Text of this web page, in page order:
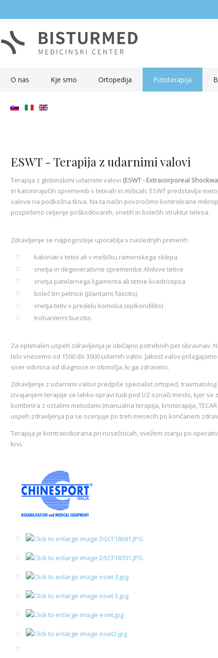
O nas Kje smo Ortopedija Fizioterapija
ESWT - Terapija z udarnimi valovi
Terapija z globinskimi udarnimi valovi (ESWT - Extracorporeal
in kalcinirajočih sprememb v tetivah in mišicah. ESWT predstavlja
valove na podkožna tkiva. Na ta način povzročimo kontrolirane
pospešeno celjenje poškodovanih, vnetih in bolečih struktur telesa.
Zdravljenje se najpogosteje uporablja v naslednjih primerih:
kalcinati v tetivi ali v mešičku ramenskega sklepa
vnetja in degenerativne spremembe Ahilove tetive
vnetja patelarnega ligamenta ali tetive kvadricepsa
boleč trn petnice (plantarni fascitis)
vnetja tetiv v predelu komolca (epikondilitis)
trohanterni burzitis
Za optimalen uspeh zdravljenja je običajno potrebnih pet obravnav.
telo vnesemo od 1500 do 3000 udarnih valov. Jakost valov
sicer odvisna od diagnoze in območja, ki ga zdravimo.
Zdravljenje z udarnimi valovi predpiše specialist ortoped,
izvajanjem terapije se lahko opravi tudi pod UZ označi mesto, kjer
kombinira z ostalimi metodami (manualna terapija, krioterapija, TECAR
uspeh zdravljenja pa se ocenjuje po treh mesecih po končanem
Terapija je kontraindicirana pri nosečnicah, svežem stanju po
krvi.